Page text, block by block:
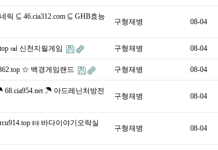
릭 ⊆ 46.cia312.com ⊆ GHB효능
구형재병 08-04
㎭ 신천지릴게임 구형재병 08-04
☆ 백경게임랜드 구형재병 08-04
☂ 아드레닌처방전
구형재병 08-04
㈒ 바다이야기오락실
구형재병 08-04